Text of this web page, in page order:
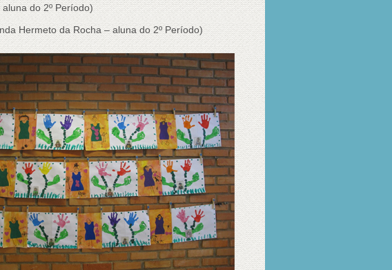
do 2º Período)
Hermeto da Rocha – aluna do 2º Período)